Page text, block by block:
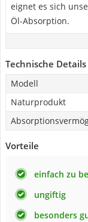
eignet es sich
Öl-Absorption.
Technische Details
Modell
Naturprodukt
Vorteile
einfach zu
ungiftig
besonders